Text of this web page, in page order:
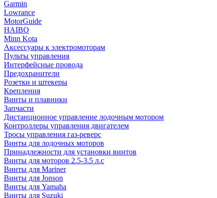
Garmin
Lowrance
MotorGuide
HAIBO
Minn Kota
Аксессуары к электромоторам
Пульты управления
Интерфейсные провода
Предохранители
Розетки и штекеры
Крепления
Винты и плавники
Запчасти
Дистанционное управление лодочным мотором
Контроллеры управления двигателем
Тросы управления газ-реверс
Винты для лодочных моторов
Принадлежности для установки винтов
Винты для моторов 2.5-3.5 л.с
Винты для Mariner
Винты для Jonson
Винты для Yamaha
Винты для Suzuki